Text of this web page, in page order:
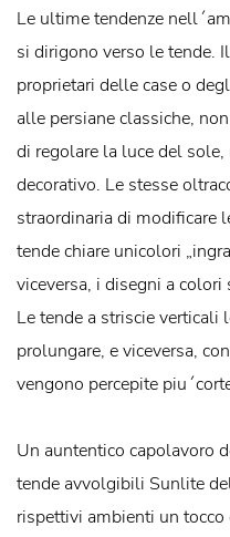
Le ultime tendenze
si dirigono verso le tende.
proprietari delle case o
alle persiane classiche,
di regolare la luce del
decorativo. Le stesse
straordinaria di modificare
tende chiare unicolori
viceversa, i disegni a
Le tende a striscie
prolungare, e viceversa,
vengono percepite
Un auntentico capolavoro
tende avvolgibili Sunlite
rispettivi ambienti un